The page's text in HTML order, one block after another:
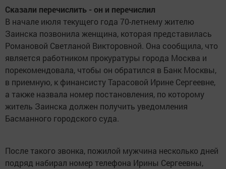
Сказали перечислить - он и перечислил
В начале июля текущего года 70-летнему жителю
Заинска позвонила женщина, которая представилась
Романовой Светланой Викторовной. Она сообщила, что
является работником прокуратуры города Москва и
порекомендовала, чтобы он обратился в Банк Москвы,
в приемную, к финансисту Тарасовой Ирине Сергеевне,
а также назвала номер постановления, по которому
житель Заинска должен получить уведомления
Басманного городского суда.
После такого звонка, пожилой мужчина несколько дней
подряд набирал номер телефона Ирины Сергеевны,